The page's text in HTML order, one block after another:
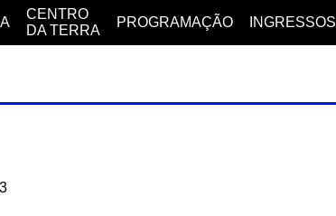
CENTRO
DA TERRA
PROGRAMAÇÃO INGRESSOS